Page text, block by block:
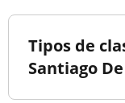
Tipos de
Santiago